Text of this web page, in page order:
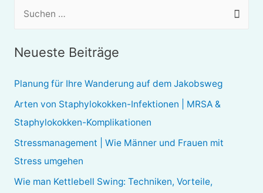
e
n
n
Neueste Beiträge
Planung für Ihre Wanderung auf dem Jakobsweg
Arten von Staphylokokken-Infektionen | MRSA &
Staphylokokken-Komplikationen
Stressmanagement | Wie Männer und Frauen mit
Stress umgehen
Wie man Kettlebell Swing: Techniken, Vorteile,